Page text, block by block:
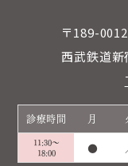
〒189-
西武鉄道
診療時間 月
11:30～
18:00
●